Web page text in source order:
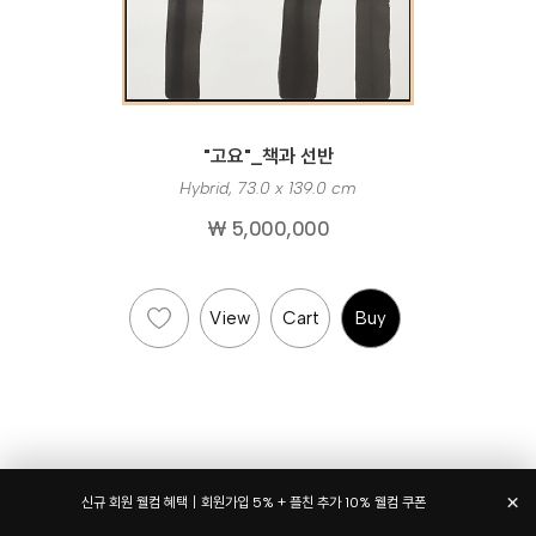
신규 회원 웰컴 혜택｜회원가입 5% + 플친 추가 10% 웰컴 쿠폰 ×
"고요"_책과 선반
Hybrid, 73.0 x 139.0 cm
₩ 5,000,000
View Cart Buy